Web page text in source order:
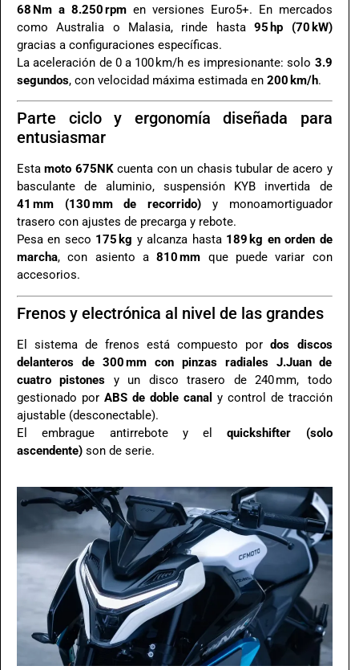
68 Nm a 8.250 rpmen versiones Euro5+. En mercados
como Australia o Malasia, rinde hasta95 hp (70 kW)
gracias a configuraciones específicas.
La aceleración de 0 a 100 km/h es impresionante: solo 3.9
segundos, con velocidad máxima estimada en 200 km/h.
Parte ciclo y ergonomía diseñada para
entusiasmar
Estamoto 675NKcuenta con un chasis tubular de acero y
basculante de aluminio, suspensión KYB invertida de
41 mm (130 mm de recorrido) y monoamortiguador
trasero con ajustes de precarga y rebote.
Pesa en seco 175 kg y alcanza hasta 189 kg en orden de
marcha, con asiento a810 mm que puede variar con
accesorios.
Frenos y electrónica al nivel de las grandes
El sistema de frenos está compuesto pordos discos
delanteros de 300 mm con pinzas radiales J.Juan de
cuatro pistones y un disco trasero de 240 mm, todo
gestionado por ABS de doble canal y control de tracción
ajustable (desconectable).
El embrague antirrebote y elquickshifter (solo
ascendente) son de serie.